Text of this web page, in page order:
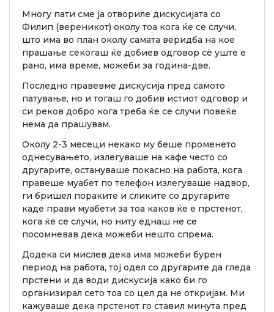
Многу пати сме ја отвориле дискусијата со
Филип (вереникот) околу тоа кога ќе се случи,
што има во план околу самата веридба на кое
прашање секогаш ќе добиев одговор сè уште е
рано, има време, можеби за година-две.
Последно правевме дискусија пред самото
патување, но и тогаш го добив истиот одговор и
си реков добро кога треба ќе се случи повеќе
нема да прашувам.
Околу 2-3 месеци некако му беше променето
однесувањето, излегуваше на кафе често со
другарите, остануваше покасно на работа, кога
правеше муабет по телефон излегуваше надвор,
ги бришел пораките и сликите со другарите
каде прави муабети за тоа каков ќе е прстенот,
кога ќе се случи, но ниту еднаш не се
посомневав дека можеби нешто спрема.
Додека си мислев дека има можеби бурен
период на работа, тој одел со другарите да гледа
прстени и да води дискусија како би го
организирал сето тоа со цел да не откријам. Ми
кажуваше дека прстенот го ставил минута пред